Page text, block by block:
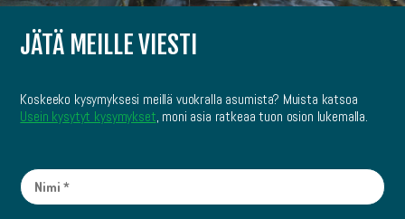
JÄTÄ MEILLE VIESTI
Koskeeko kysymyksesi meillä vuokralla asumista? Muista katsoa
Usein kysytyt kysymykset, moni asia ratkeaa tuon osion lukemalla.
Nimi
(Pakollinen)